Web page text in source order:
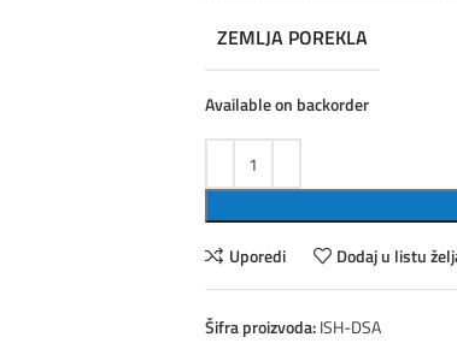
ZEMLJA POREKLA
Available on backorder
Uporedi Dodaj u listu
Šifra proizvoda:ISH-DSA